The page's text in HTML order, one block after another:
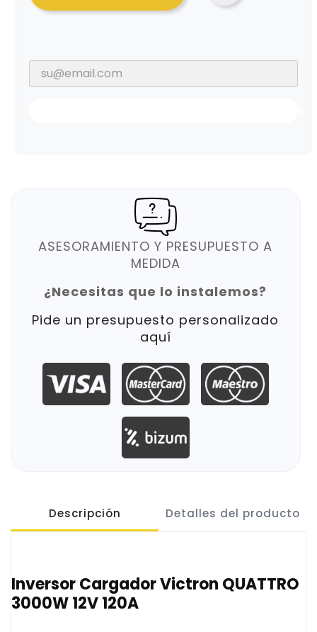
ASESORAMIENTO Y PRESUPUESTO A
MEDIDA
¿Necesitas que lo instalemos?
Pide un presupuesto personalizado
aquí
Descripción Detalles del producto
Inversor Cargador Victron QUATTRO
3000W 12V 120A